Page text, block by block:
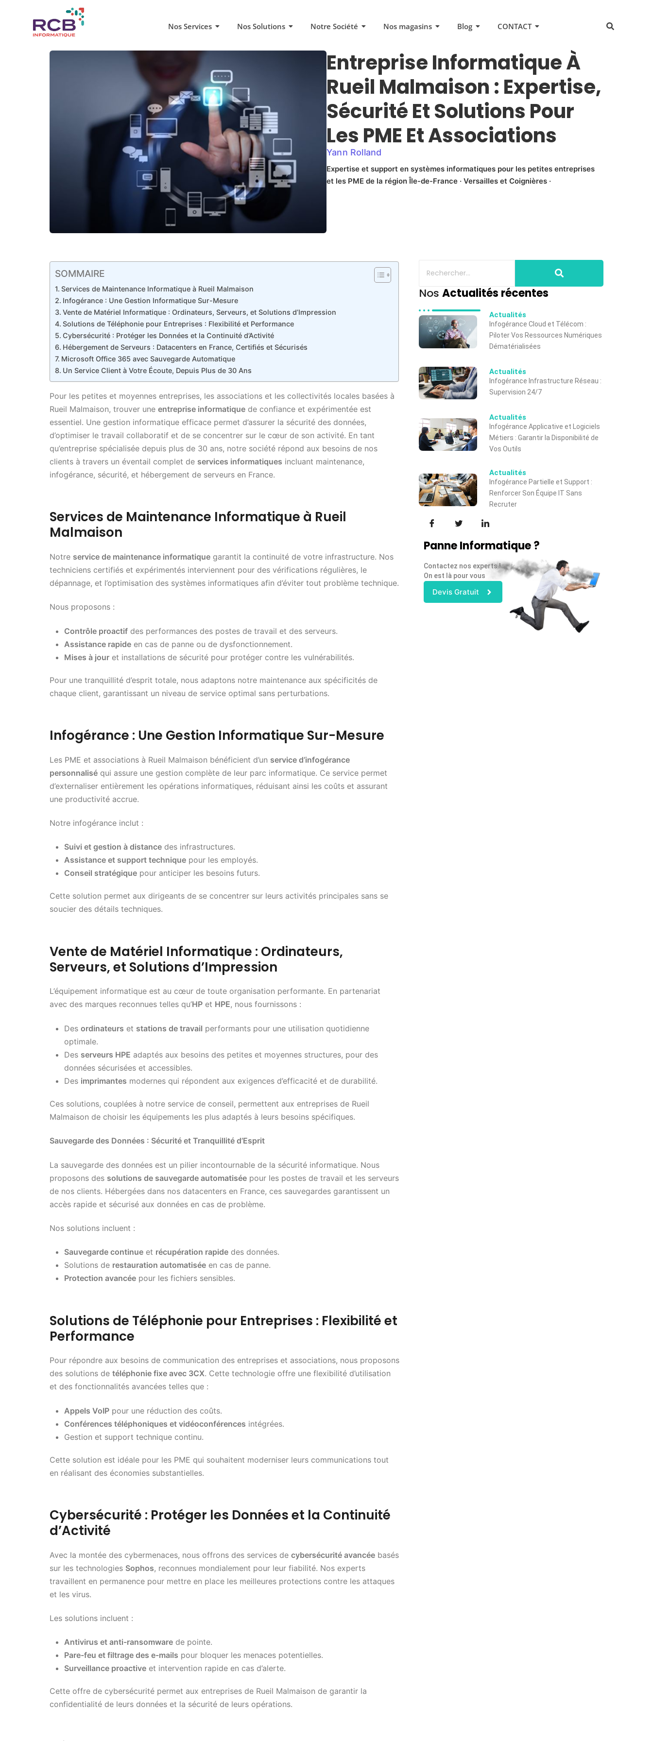
Nos Services Nos Solutions Notre Société Nos magasins Blog CONTACT
Entreprise Informatique À
Rueil Malmaison : Expertise,
Sécurité Et Solutions Pour
Les PME Et Associations
Yann Rolland
Expertise et support en systèmes informatiques pour les petites entreprises
et les PME de la région Île-de-France · Versailles et Coignières ·
SOMMAIRE
Services de Maintenance Informatique à Rueil Malmaison
Infogérance : Une Gestion Informatique Sur-Mesure
Vente de Matériel Informatique : Ordinateurs, Serveurs, et Solutions d’Impression
Solutions de Téléphonie pour Entreprises : Flexibilité et Performance
Cybersécurité : Protéger les Données et la Continuité d’Activité
Hébergement de Serveurs : Datacenters en France, Certifiés et Sécurisés
Microsoft Office 365 avec Sauvegarde Automatique
Un Service Client à Votre Écoute, Depuis Plus de 30 Ans
Pour les petites et moyennes entreprises, les associations et les collectivités locales basées à
Rueil Malmaison, trouver une entreprise informatique de confiance et expérimentée est
essentiel. Une gestion informatique efficace permet d’assurer la sécurité des données,
d’optimiser le travail collaboratif et de se concentrer sur le cœur de son activité. En tant
qu’entreprise spécialisée depuis plus de 30 ans, notre société répond aux besoins de nos
clients à travers un éventail complet de services informatiques incluant maintenance,
infogérance, sécurité, et hébergement de serveurs en France.
Services de Maintenance Informatique à Rueil
Malmaison
Notre service de maintenance informatique garantit la continuité de votre infrastructure. Nos
techniciens certifiés et expérimentés interviennent pour des vérifications régulières, le
dépannage, et l’optimisation des systèmes informatiques afin d’éviter tout problème technique.
Nous proposons :
Contrôle proactif des performances des postes de travail et des serveurs.
Assistance rapide en cas de panne ou de dysfonctionnement.
Mises à jour et installations de sécurité pour protéger contre les vulnérabilités.
Pour une tranquillité d’esprit totale, nous adaptons notre maintenance aux spécificités de
chaque client, garantissant un niveau de service optimal sans perturbations.
Infogérance : Une Gestion Informatique Sur-Mesure
Les PME et associations à Rueil Malmaison bénéficient d’un service d’infogérance
personnalisé qui assure une gestion complète de leur parc informatique. Ce service permet
d’externaliser entièrement les opérations informatiques, réduisant ainsi les coûts et assurant
une productivité accrue.
Notre infogérance inclut :
Suivi et gestion à distance des infrastructures.
Assistance et support technique pour les employés.
Conseil stratégique pour anticiper les besoins futurs.
Cette solution permet aux dirigeants de se concentrer sur leurs activités principales sans se
soucier des détails techniques.
Vente de Matériel Informatique : Ordinateurs,
Serveurs, et Solutions d’Impression
L’équipement informatique est au cœur de toute organisation performante. En partenariat
avec des marques reconnues telles qu’HP et HPE, nous fournissons :
Des ordinateurs et stations de travail performants pour une utilisation quotidienne
optimale.
Des serveurs HPE adaptés aux besoins des petites et moyennes structures, pour des
données sécurisées et accessibles.
Des imprimantes modernes qui répondent aux exigences d’efficacité et de durabilité.
Ces solutions, couplées à notre service de conseil, permettent aux entreprises de Rueil
Malmaison de choisir les équipements les plus adaptés à leurs besoins spécifiques.
Sauvegarde des Données : Sécurité et Tranquillité d’Esprit
La sauvegarde des données est un pilier incontournable de la sécurité informatique. Nous
proposons des solutions de sauvegarde automatisée pour les postes de travail et les serveurs
de nos clients. Hébergées dans nos datacenters en France, ces sauvegardes garantissent un
accès rapide et sécurisé aux données en cas de problème.
Nos solutions incluent :
Sauvegarde continue et récupération rapide des données.
Solutions de restauration automatisée en cas de panne.
Protection avancée pour les fichiers sensibles.
Solutions de Téléphonie pour Entreprises : Flexibilité et
Performance
Pour répondre aux besoins de communication des entreprises et associations, nous proposons
des solutions de téléphonie fixe avec 3CX. Cette technologie offre une flexibilité d’utilisation
et des fonctionnalités avancées telles que :
Appels VoIP pour une réduction des coûts.
Conférences téléphoniques et vidéoconférences intégrées.
Gestion et support technique continu.
Cette solution est idéale pour les PME qui souhaitent moderniser leurs communications tout
en réalisant des économies substantielles.
Cybersécurité : Protéger les Données et la Continuité
d’Activité
Avec la montée des cybermenaces, nous offrons des services de cybersécurité avancée basés
sur les technologies Sophos, reconnues mondialement pour leur fiabilité. Nos experts
travaillent en permanence pour mettre en place les meilleures protections contre les attaques
et les virus.
Les solutions incluent :
Antivirus et anti-ransomware de pointe.
Pare-feu et filtrage des e-mails pour bloquer les menaces potentielles.
Surveillance proactive et intervention rapide en cas d’alerte.
Cette offre de cybersécurité permet aux entreprises de Rueil Malmaison de garantir la
confidentialité de leurs données et la sécurité de leurs opérations.
Nos Actualités récentes
Actualités
Infogérance Cloud et Télécom :
Piloter Vos Ressources Numériques
Dématérialisées
Actualités
Infogérance Infrastructure Réseau :
Supervision 24/7
Actualités
Infogérance Applicative et Logiciels
Métiers : Garantir la Disponibilité de
Vos Outils
Actualités
Infogérance Partielle et Support :
Renforcer Son Équipe IT Sans
Recruter
Panne Informatique ?
Contactez nos experts !
On est là pour vous
Devis Gratuit